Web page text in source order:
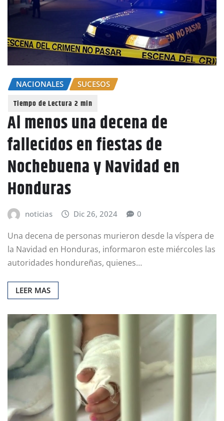
NACIONALES SUCESOS
Al menos una decena de
fallecidos en fiestas de
Nochebuena y Navidad en
Honduras
noticias Dic 26, 2024 0
Una decena de personas murieron desde la víspera de
la Navidad en Honduras, informaron este miércoles las
autoridades hondureñas, quienes…
LEER MAS